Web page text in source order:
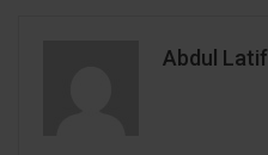
Abdul Latif